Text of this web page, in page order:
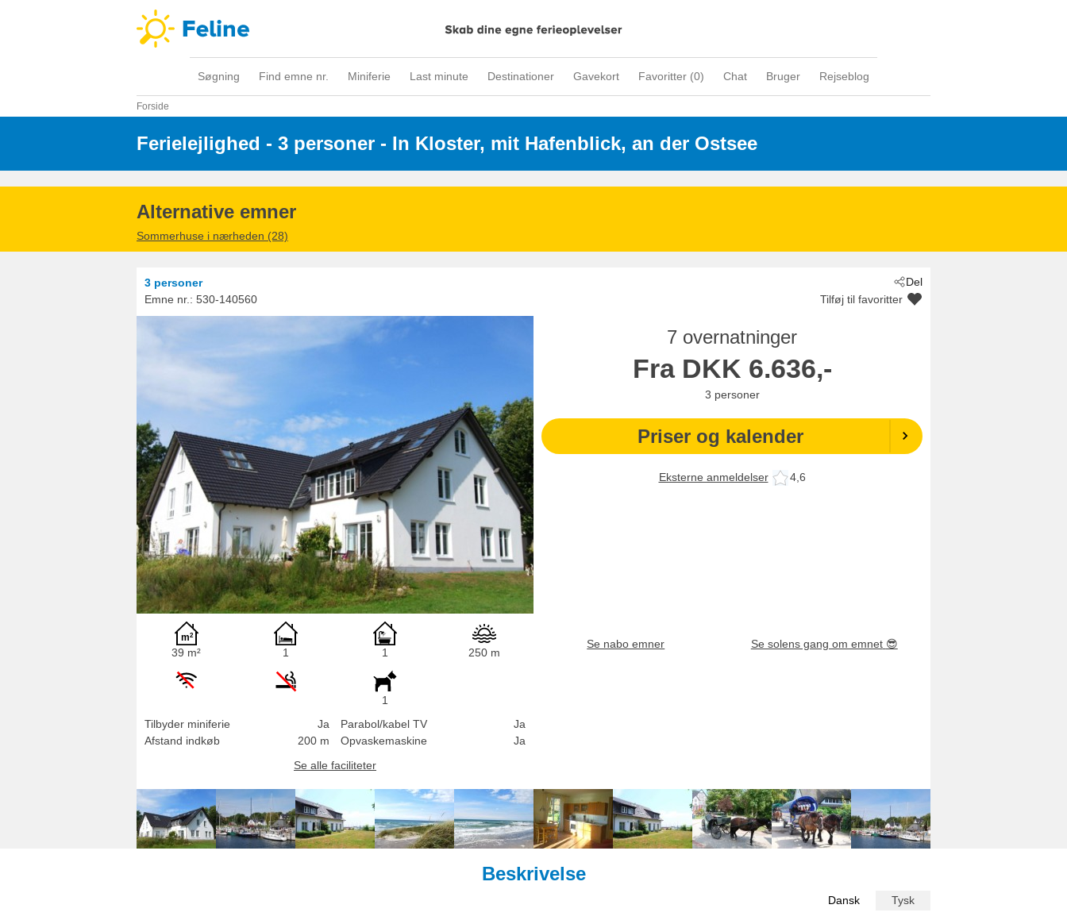
Søgning Find emne nr. Miniferie Last minute Destinationer Gavekort Favoritter (0) Chat Bruger Rejseblog
Forside
Ferielejlighed - 3 personer - In Kloster, mit Hafenblick, an der Ostsee
- 18565
- Hiddensee / Kloster
Alternative emner
Sommerhuse i nærheden (28)
Del
3 personer
Emne nr.: 530-140560 Tilføj til favoritter
7 overnatninger
Fra DKK 6.636,-
3 personer
Priser og kalender
Eksterne anmeldelser 4,6
39 m² 1 1 250 m
1
Tilbyder miniferie
Ja
Afstand indkøb
200 m
Parabol/kabel TV
Ja
Opvaskemaskine
Ja
Se alle faciliteter
Se nabo emner Se solens gang om emnet 😎
Beskrivelse
Dansk Tysk